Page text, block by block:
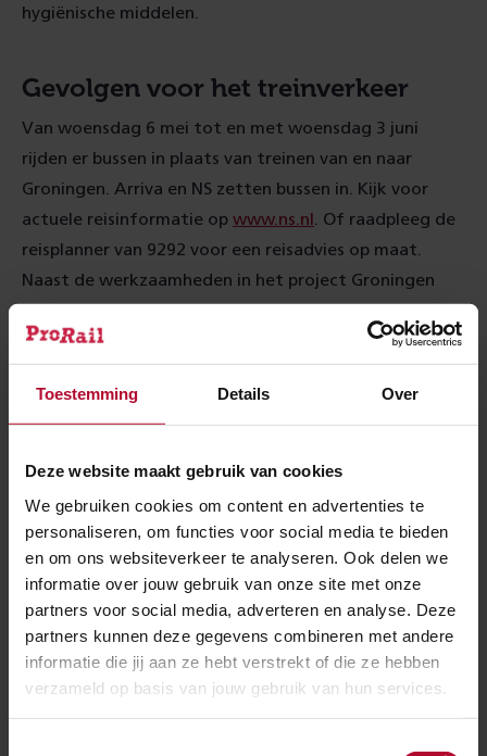
Toestemming Details Over
Deze website maakt gebruik van cookies
We gebruiken cookies om content en advertenties te
personaliseren, om functies voor social media te bieden
en om ons websiteverkeer te analyseren. Ook delen we
informatie over jouw gebruik van onze site met onze
partners voor social media, adverteren en analyse. Deze
partners kunnen deze gegevens combineren met andere
informatie die jij aan ze hebt verstrekt of die ze hebben
verzameld op basis van jouw gebruik van hun services.
hygiënische middelen.
Gevolgen voor het treinverkeer
Van woensdag 6 mei tot en met woensdag 3 juni
rijden er bussen in plaats van treinen van en naar
Groningen. Arriva en NS zetten bussen in. Kijk voor
actuele reisinformatie op www.ns.nl
. Of raadpleeg de
reisplanner van 9292 voor een reisadvies op maat.
Naast de werkzaamheden in het project Groningen
in het voorjaar. Meer informatie over alle
website vanGroningen Bereikbaar
Meer over:
Werkzaamheden Groningen Spoorzone
Meer nieuws